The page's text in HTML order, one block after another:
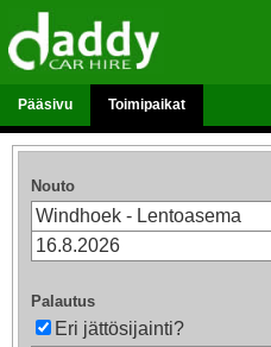
Pääsivu Toimipaikat
Nouto
Palautus
Eri jättösijainti?